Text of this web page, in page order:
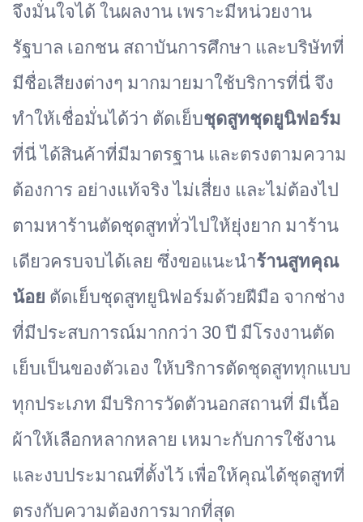
จึงมั่นใจได้ ในผลงาน เพราะมีหน่วยงาน
รัฐบาล เอกชน สถาบันการศึกษา และบริษัทที่
มีชื่อเสียงต่างๆ มากมายมาใช้บริการที่นี่ จึง
ทำให้เชื่อมั่นได้ว่า ตัดเย็บชุดสูทชุดยูนิฟอร์ม
ที่นี่ ได้สินค้าที่มีมาตรฐาน และตรงตามความ
ต้องการ อย่างแท้จริง ไม่เสี่ยง และไม่ต้องไป
ตามหาร้านตัดชุดสูททั่วไปให้ยุ่งยาก มาร้าน
เดียวครบจบได้เลย ซึ่งขอแนะนำร้านสูทคุณ
น้อย ตัดเย็บชุดสูทยูนิฟอร์มด้วยฝีมือ จากช่าง
ที่มีประสบการณ์มากกว่า 30 ปี มีโรงงานตัด
เย็บเป็นของตัวเอง ให้บริการตัดชุดสูททุกแบบ
ทุกประเภท มีบริการวัดตัวนอกสถานที่ มีเนื้อ
ผ้าให้เลือกหลากหลาย เหมาะกับการใช้งาน
และงบประมาณที่ตั้งไว้ เพื่อให้คุณได้ชุดสูทที่
ตรงกับความต้องการมากที่สุด